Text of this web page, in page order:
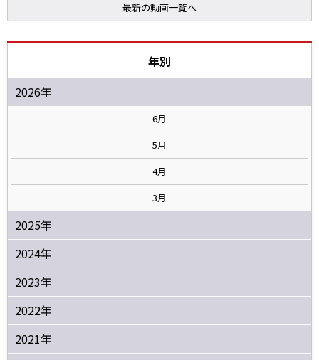
最新の動画一覧へ
年別
2026年
6月
5月
4月
3月
2025年
2024年
2023年
2022年
2021年